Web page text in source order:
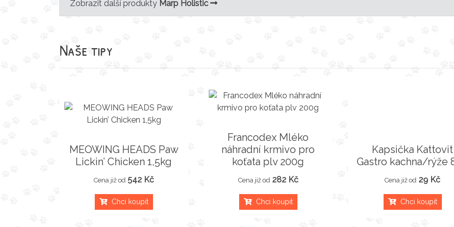
Zobrazit další produkty Marp Holistic
Naše tipy
MEOWING HEADS Paw
Lickin’ Chicken 1,5kg
Cena již od 542 Kč
Chci koupit
Francodex Mléko
náhradní krmivo pro
koťata plv 200g
Cena již od 282 Kč
Chci koupit
Kapsička Kattovit
Gastro kachna/rýže
Cena již od 29 Kč
Chci koupit